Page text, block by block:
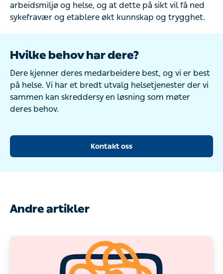
arbeidsmiljø og helse, og at dette på sikt vil få ned
sykefravær og etablere økt kunnskap og trygghet.
Hvilke behov har dere?
Dere kjenner deres medarbeidere best, og vi er best
på helse. Vi har et bredt utvalg helsetjenester der vi
sammen kan skreddersy en løsning som møter
deres behov.
Kontakt oss
Andre artikler